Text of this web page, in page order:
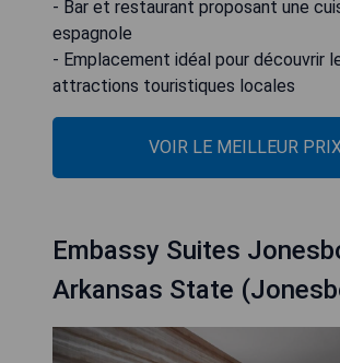
- Bar et restaurant proposant une
espagnole
- Emplacement idéal pour découvrir
attractions touristiques locales
VOIR LE MEILLEUR
Embassy Suites
Arkansas State